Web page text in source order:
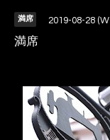
満席 2019-08-28
満席